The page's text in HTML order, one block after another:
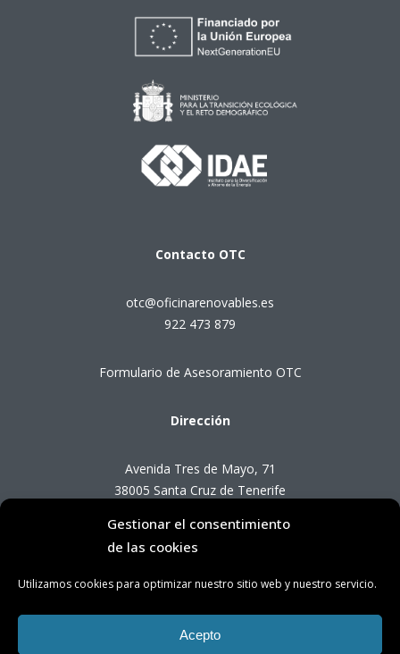
Gestionar el consentimiento
de las cookies
Utilizamos cookies para optimizar nuestro sitio web y nuestro servicio.
Acepto
Contacto OTC
otc@oficinarenovables.es
922 473 879
Formulario de Asesoramiento OTC
Dirección
Avenida Tres de Mayo, 71
38005 Santa Cruz de Tenerife
Horario de Atención OTC
Lunes a viernes de 8:00 a 14:00 horas